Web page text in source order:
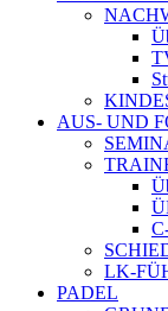
AUS- UND
LK-
PADEL